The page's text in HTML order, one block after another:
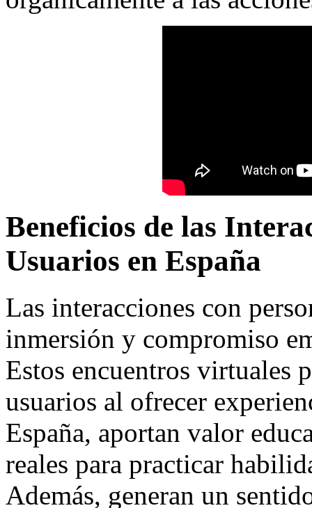
Beneficios de las
Usuarios en España
Las interacciones con
inmersión y compromiso
Estos encuentros virtuales
usuarios al ofrecer
España, aportan valor
reales para practicar
Además, generan un